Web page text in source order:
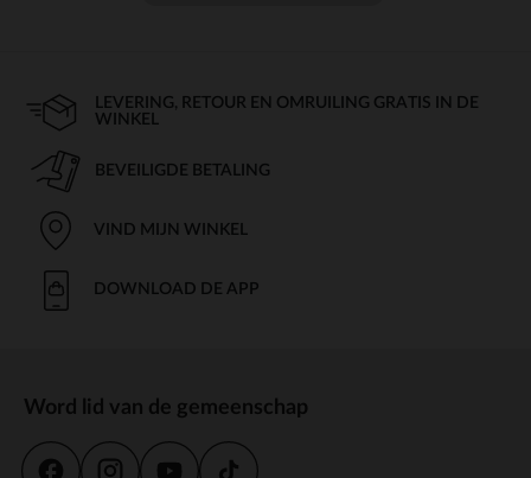
LEVERING, RETOUR EN OMRUILING GRATIS IN DE
WINKEL
BEVEILIGDE BETALING
VIND MIJN WINKEL
DOWNLOAD DE APP
Word lid van de gemeenschap